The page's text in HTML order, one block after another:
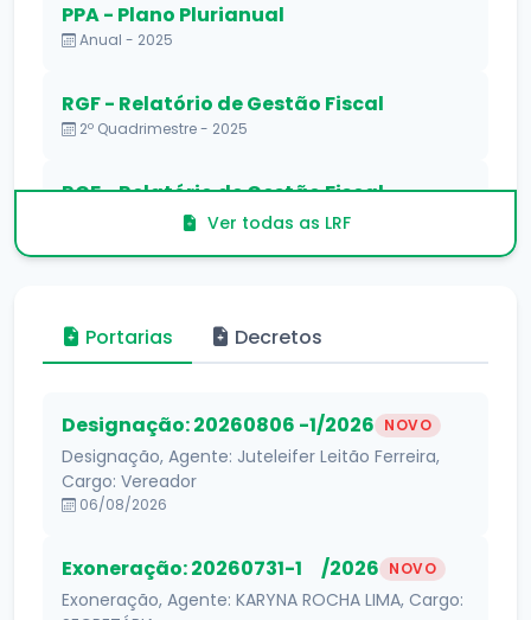
PPA - Plano Plurianual
Anual - 2025
RGF - Relatório de Gestão Fiscal
2º Quadrimestre - 2025
RGF - Relatório de Gestão Fiscal
1º Quadrimestre - 2025Ver todas as LRF
Portarias Decretos
Designação: 20260806 -1/2026 NOVO
Designação, Agente: Juteleifer Leitão Ferreira,
Cargo: Vereador
06/08/2026
Exoneração: 20260731-1 /2026 NOVO
Exoneração, Agente: KARYNA ROCHA LIMA, Cargo: